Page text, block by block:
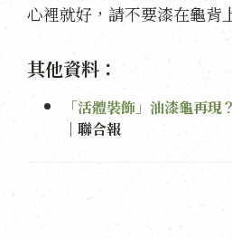
心裡就好，請不要漆在龜背
其他資料：
「活體裝飾」油漆龜再
｜聯合報